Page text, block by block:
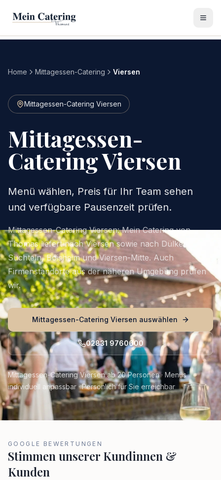
Home Mittagessen-Catering Viersen
Mittagessen-Catering Viersen
Mittagessen-
Catering Viersen
Menü wählen, Preis für Ihr Team sehen
und verfügbare Pausenzeit prüfen.
Mittagessen-Catering Viersen: Mein Catering von
Thomas liefert nach Viersen sowie nach Dülken,
Süchteln, Boisheim und Viersen-Mitte. Auch
Firmenstandorte aus der näheren Umgebung prüfen
wir.
Mittagessen-Catering Viersen auswählen
02831 9760600
Mittagessen-Catering Viersen ab 20 Personen · Menüs
individuell anpassbar · Persönlich für Sie erreichbar
GOOGLE BEWERTUNGEN
Stimmen unserer Kundinnen &
Kunden